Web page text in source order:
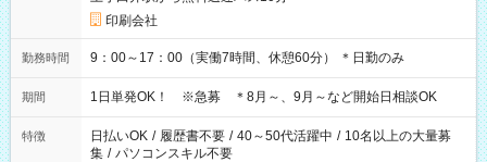
印刷会社
勤務時間 9：00～17：00（実働7時間、休憩60分） ＊日勤のみ
期間 1日単発OK！ ※急募 ＊8月～、9月～など開始日相談OK
特徴 日払いOK / 履歴書不要 / 40～50代活躍中 / 10名以上の大量募
集 / パソコンスキル不要